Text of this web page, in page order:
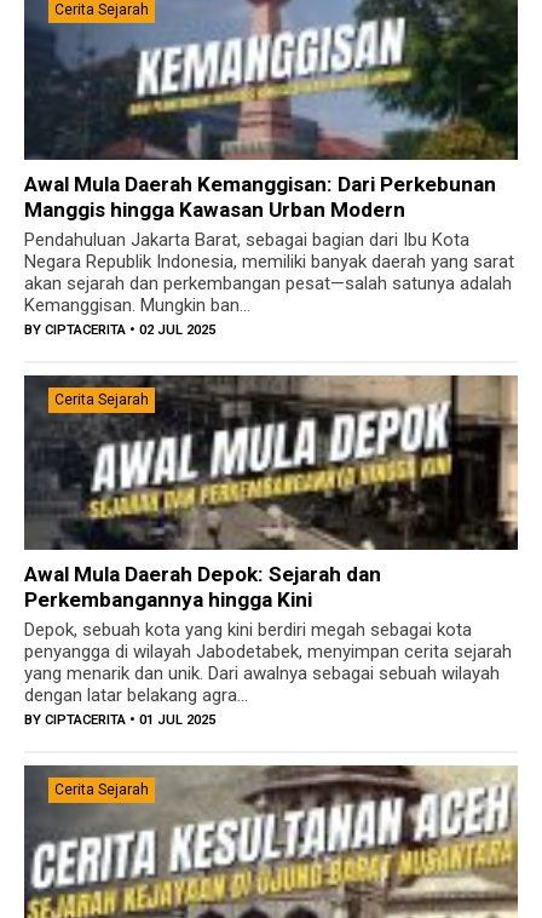
Cerita Sejarah
Awal Mula Daerah Kemanggisan: Dari Perkebunan
Manggis hingga Kawasan Urban Modern
Pendahuluan Jakarta Barat, sebagai bagian dari Ibu Kota
Negara Republik Indonesia, memiliki banyak daerah yang sarat
akan sejarah dan perkembangan pesat—salah satunya adalah
Kemanggisan. Mungkin ban...
BY CIPTACERITA • 02 JUL 2025
Cerita Sejarah
Awal Mula Daerah Depok: Sejarah dan
Perkembangannya hingga Kini
Depok, sebuah kota yang kini berdiri megah sebagai kota
penyangga di wilayah Jabodetabek, menyimpan cerita sejarah
yang menarik dan unik. Dari awalnya sebagai sebuah wilayah
dengan latar belakang agra...
BY CIPTACERITA • 01 JUL 2025
Cerita Sejarah